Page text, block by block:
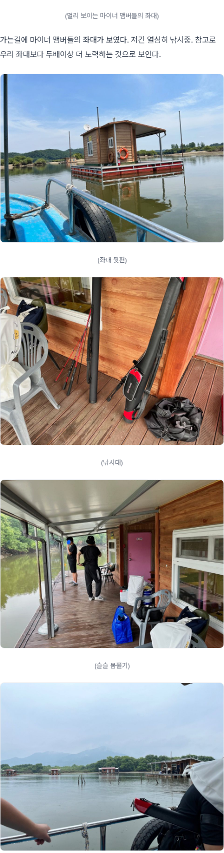
(멀리 보이는 마이너 맴버들의 좌대)
가는길에 마이너 맴버들의 좌대가 보였다. 저긴 열심히 낚시중. 참고로
우리 좌대보다 두배이상 더 노력하는 것으로 보인다.
(좌대 뒷편)
(낚시대)
(슬슬 몸풀기)